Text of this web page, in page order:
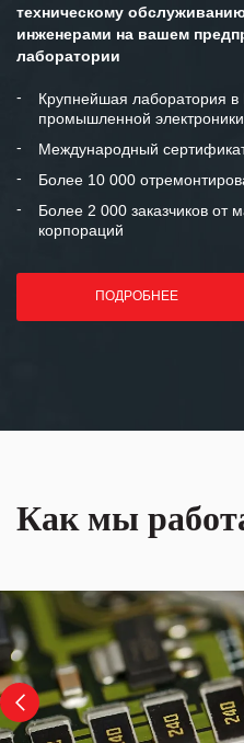
Мы
и
лет
техническому
инженерами на вашем
лаборатории
Крупнейшая лаборатория в
промышленной
Международный
Более 10 000
Более 2 000 заказчиков от
корпораций
ПОДРОБНЕЕ
Как мы